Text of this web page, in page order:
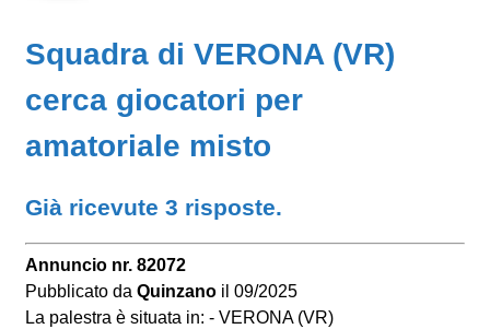
Squadra di VERONA (VR)
cerca giocatori per
amatoriale misto
Già ricevute 3 risposte.
Annuncio nr. 82072
Pubblicato da Quinzano il 09/2025
La palestra è situata in: - VERONA (VR)